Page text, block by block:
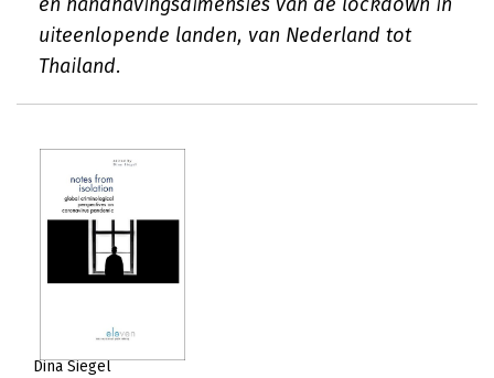
uiteenlopende landen, van Nederland tot
Thailand.
Dina Siegel